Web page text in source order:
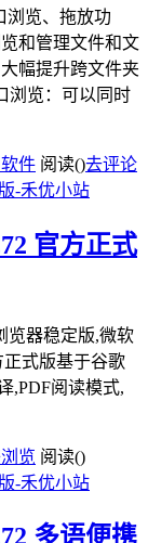
浏览、拖放功
和管理文件和文
幅提升跨文件夹
浏览：可以同时
件 阅读()去评论
官方正式
览器稳定版,微软
正式版基于谷歌
,PDF阅读模式,
览 阅读()
多语便携